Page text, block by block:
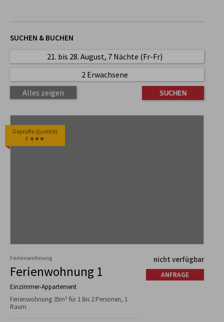
SUCHEN & BUCHEN
21. bis 28. August, 7 Nächte (Fr-Fr)
2 Erwachsene
Alles zeigen
Geprüfte Qualität
F ✷✷✷
Ferienwohnung
Ferienwohnung 1
Einzimmer-Appartement
Ferienwohnung 35m² für 1 Bis 2 Personen, 1
Raum
nicht verfügbar
ANFRAGE